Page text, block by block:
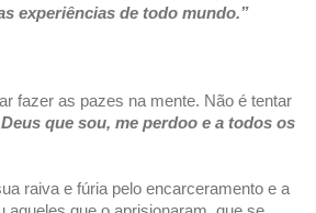
experiências de todo mundo.”
fazer as pazes na mente. Não é tentar
que sou, me perdoo e a todos os
raiva e fúria pelo encarceramento e a